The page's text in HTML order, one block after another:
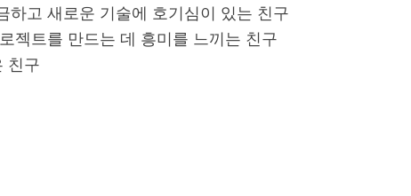
하고 새로운 기술에 호기심이 있는 친구
젝트를 만드는 데 흥미를 느끼는 친구
친구